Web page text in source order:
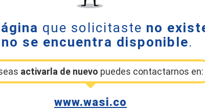
que solicitaste no
no se encuentra disponible.
activarla de nuevo puedes contactarnos en:
www.wasi.co